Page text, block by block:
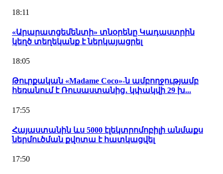
18:11
«Արարատցեմենտի» տնօրենը Կադաստրին
կեղծ տեղեկանք է ներկայացրել
18:05
Թուրքական «Madame Coco»-ն ամբողջությամբ
հեռանում է Ռուսաստանից․ կփակվի 29 խ...
17:55
Հայաստանին ևս 5000 էլեկտրոմոբիլի անմաքս
ներմուծման քվոտա է հատկացվել
17:50